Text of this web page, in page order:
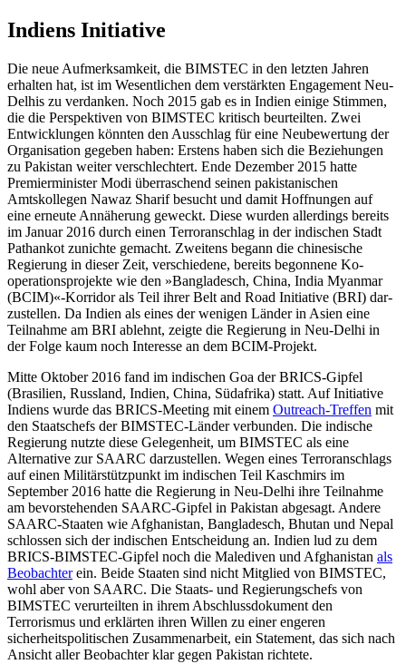
Indiens Initiative
Die neue Aufmerksamkeit, die BIMSTEC in den letzten Jahren
erhalten hat, ist im Wesentlichen dem verstärkten Engagement Neu-
Delhis zu verdanken. Noch 2015 gab es in Indien einige Stimmen,
die die Perspektiven von BIMSTEC kritisch beurteilten. Zwei
Entwicklungen könnten den Aus­schlag für eine Neubewertung der
Organisation gegeben haben: Erstens haben sich die Beziehungen
zu Pakistan weiter verschlechtert. Ende Dezember 2015 hatte
Premier­minister Modi überraschend seinen pakis­tanischen
Amtskollegen Nawaz Sharif be­sucht und damit Hoffnungen auf
eine er­neute Annäherung geweckt. Diese wurden allerdings bereits
im Januar 2016 durch einen Terroranschlag in der indischen Stadt
Pathankot zunichte gemacht. Zweitens be­gann die chinesische
Regierung in dieser Zeit, verschiedene, bereits begonnene Ko­
operationsprojekte wie den »Bangladesch, China, India Myanmar
(BCIM)«-Korridor als Teil ihrer Belt and Road Initiative (BRI) dar­
zustellen. Da Indien als eines der wenigen Länder in Asien eine
Teilnahme am BRI ablehnt, zeigte die Regierung in Neu-Delhi in
der Folge kaum noch Interesse an dem BCIM-Projekt.
Mitte Oktober 2016 fand im indischen Goa der BRICS-Gipfel
(Brasilien, Russland, Indien, China, Südafrika) statt. Auf Initia­tive
Indiens wurde das BRICS-Meeting mit einem Outreach-Treffen mit
den Staatschefs der BIMSTEC-Länder verbunden. Die indi­sche
Regierung nutzte diese Gelegenheit, um BIMSTEC als eine
Alternative zur SAARC darzustellen. Wegen eines Terroranschlags
auf einen Militärstützpunkt im indischen Teil Kaschmirs im
September 2016 hatte die Regierung in Neu-Delhi ihre Teilnahme
am bevorstehenden SAARC-Gipfel in Pakistan abgesagt. Andere
SAARC-Staaten wie Afgha­nistan, Bangladesch, Bhu­tan und Nepal
schlossen sich der indischen Entscheidung an. Indien lud zu dem
BRICS-BIMSTEC-Gip­fel noch die Malediven und Afghanistan als
Beobachterein. Beide Staaten sind nicht Mit­glied von BIMSTEC,
wohl aber von SAARC. Die Staats- und Regierungschefs von
BIMSTEC verurteilten in ihrem Abschlussdokument den
Terrorismus und erklärten ihren Willen zu einer engeren
sicherheitspolitischen Zusammenarbeit, ein Statement, das sich nach
Ansicht aller Beobachter klar gegen Pakistan richtete.